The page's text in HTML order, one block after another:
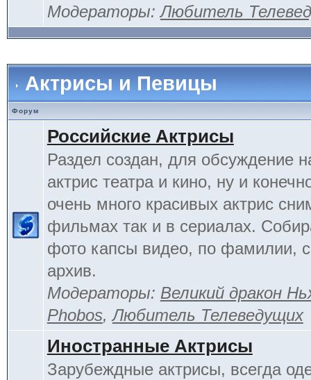
Модераторы:Любитель
Актрисы и Певицы
Форум
Российские Актрисы
Раздел создан, для обсуждение
актрис театра и кино, ну и
очень много красивых актрис
фильмах так и в сериалах.
фото капсы видео, по фамилии,
архив.
Модераторы: Великий дракон
Phobos,Любитель Телеведущих
Иностранные Актрисы
Зарубеждные актрисы, всегда